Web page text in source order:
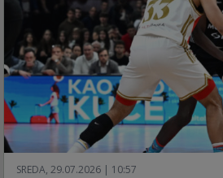
SREDA, 29.07.2026 | 10:57